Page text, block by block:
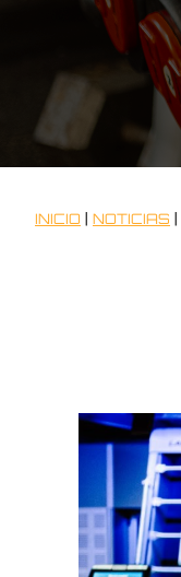
INICIO NOTICIAS